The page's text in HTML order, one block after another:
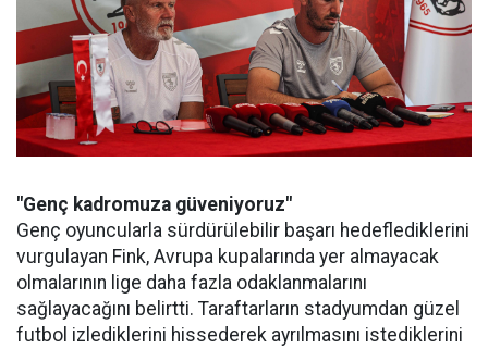
"Genç kadromuza güveniyoruz"
Genç oyuncularla sürdürülebilir başarı hedeflediklerini
vurgulayan Fink, Avrupa kupalarında yer almayacak
olmalarının lige daha fazla odaklanmalarını
sağlayacağını belirtti. Taraftarların stadyumdan güzel
futbol izlediklerini hissederek ayrılmasını istediklerini